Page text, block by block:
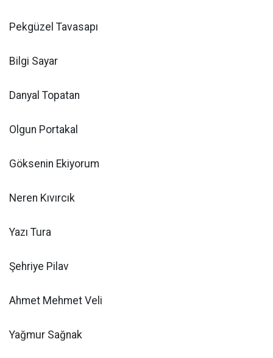
Pekgüzel Tavasapı
Bilgi Sayar
Danyal Topatan
Olgun Portakal
Göksenin Ekiyorum
Neren Kıvırcık
Yazı Tura
Şehriye Pilav
Ahmet Mehmet Veli
Yağmur Sağnak